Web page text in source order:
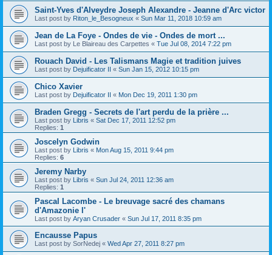
Saint-Yves d'Alveydre Joseph Alexandre - Jeanne d'Arc victor
Last post by Riton_le_Besogneux « Sun Mar 11, 2018 10:59 am
Jean de La Foye - Ondes de vie - Ondes de mort ...
Last post by Le Blaireau des Carpettes « Tue Jul 08, 2014 7:22 pm
Rouach David - Les Talismans Magie et tradition juives
Last post by Dejuificator II « Sun Jan 15, 2012 10:15 pm
Chico Xavier
Last post by Dejuificator II « Mon Dec 19, 2011 1:30 pm
Braden Gregg - Secrets de l'art perdu de la prière ...
Last post by Libris « Sat Dec 17, 2011 12:52 pm
Replies: 1
Joscelyn Godwin
Last post by Libris « Mon Aug 15, 2011 9:44 pm
Replies: 6
Jeremy Narby
Last post by Libris « Sun Jul 24, 2011 12:36 am
Replies: 1
Pascal Lacombe - Le breuvage sacré des chamans
d'Amazonie l'
Last post by Aryan Crusader « Sun Jul 17, 2011 8:35 pm
Encausse Papus
Last post by SorNedej « Wed Apr 27, 2011 8:27 pm